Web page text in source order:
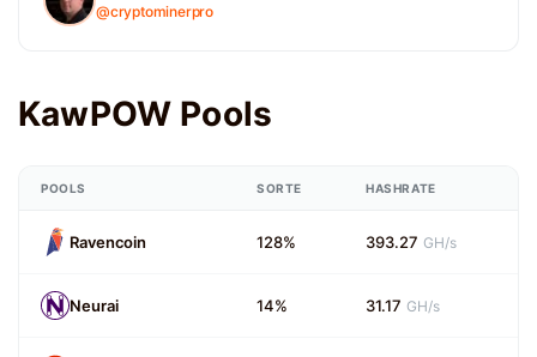
@cryptominerpro
KawPOW Pools
POOLS SORTE HASHRATE
Ravencoin 128% 393.27 GH/s
Neurai 14% 31.17 GH/s